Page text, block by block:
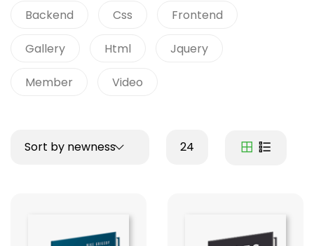
Backend Css Frontend
Gallery Html Jquery
Member Video
Sort by newness 24